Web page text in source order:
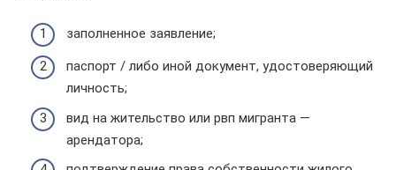
заполненное заявление;
паспорт / либо иной документ, удостоверяющий
личность;
вид на жительство или рвп мигранта —
арендатора;